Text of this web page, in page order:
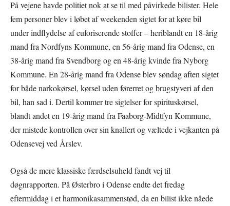
På vejene havde politiet nok at se til med påvirkede bilister. Hele
fem personer blev i løbet af weekenden sigtet for at køre bil
under indflydelse af euforiserende stoffer – heriblandt en 18-årig
mand fra Nordfyns Kommune, en 56-årig mand fra Odense, en
38-årig mand fra Svendborg og en 48-årig kvinde fra Nyborg
Kommune. En 28-årig mand fra Odense blev søndag aften sigtet
for både narkokørsel, kørsel uden førerret og brugstyveri af den
bil, han sad i. Dertil kommer tre sigtelser for spirituskørsel,
blandt andet en 19-årig mand fra Faaborg-Midtfyn Kommune,
der mistede kontrollen over sin knallert og væltede i vejkanten på
Odensevej ved Årslev.
Også de mere klassiske færdselsuheld fandt vej til
døgnrapporten. På Østerbro i Odense endte det fredag
eftermiddag i et harmonikasammenstød, da en bilist ikke nåede